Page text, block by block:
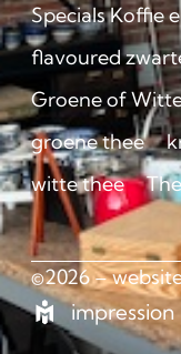
Specials Koffie
flavoured
Groene of
groene thee
witte thee
©2026 –
impression